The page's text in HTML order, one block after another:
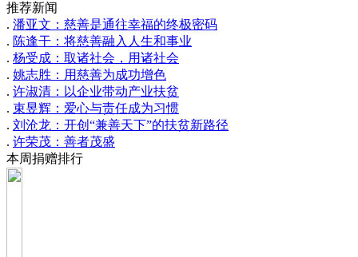
推荐新闻
. 潘亚文：慈善是通往幸福的终极密码
. 陈逢干：将慈善融入人生和事业
. 杨受成：取诸社会，用诸社会
. 姚志胜：用慈善为成功增色
. 许淑清：以企业带动产业扶贫
. 束昱辉：爱心与责任成为习惯
. 刘沧龙：开创“兼善天下”的扶贫新路径
. 许荣茂：善者茂盛
本周捐赠排行